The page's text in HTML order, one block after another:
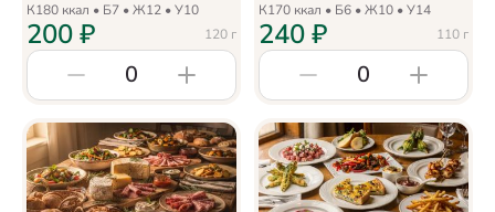
К180 ккал • Б7 • Ж12 • У10
120 г
200₽
0
К170 ккал • Б6 • Ж10 • У14
110 г
240₽
0